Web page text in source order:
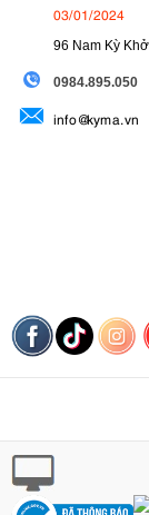
03/01/2024
96 Nam Kỳ
0984.895.050
info@kyma.vn